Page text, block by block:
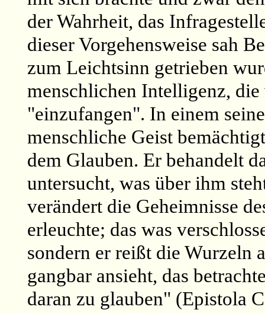
der Wahrheit, das
dieser Vorgehensweise sah
zum Leichtsinn getrieben
menschlichen Intelligenz,
"einzufangen". In einem
menschliche Geist
dem Glauben. Er behandelt
untersucht, was über ihm
verändert die Geheimnisse
erleuchte; das was
sondern er reißt die Wurzeln
gangbar ansieht, das
daran zu glauben" (Epistola